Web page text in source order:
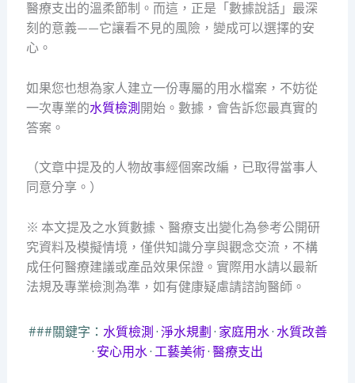
醫療支出的溫柔節制。而這，正是「數據說話」最深
刻的意義——它讓看不見的風險，變成可以選擇的安
心。
如果您也想為家人建立一份專屬的用水檔案，不妨從
一次專業的水質檢測 開始。數據，會告訴您最真實的
答案。
（文章中提及的人物故事經個案改編，已取得當事人
同意分享。）
※ 本文提及之水質數據、醫療支出變化為參考公開研
究資料及模擬情境，僅供知識分享與觀念交流，不構
成任何醫療建議或產品效果保證。實際用水請以最新
法規及專業檢測為準，如有健康疑慮請諮詢醫師。
###關鍵字： 水質檢測 · 淨水規劃 · 家庭用水· 水質改善
· 安心用水· 工藝美術· 醫療支出